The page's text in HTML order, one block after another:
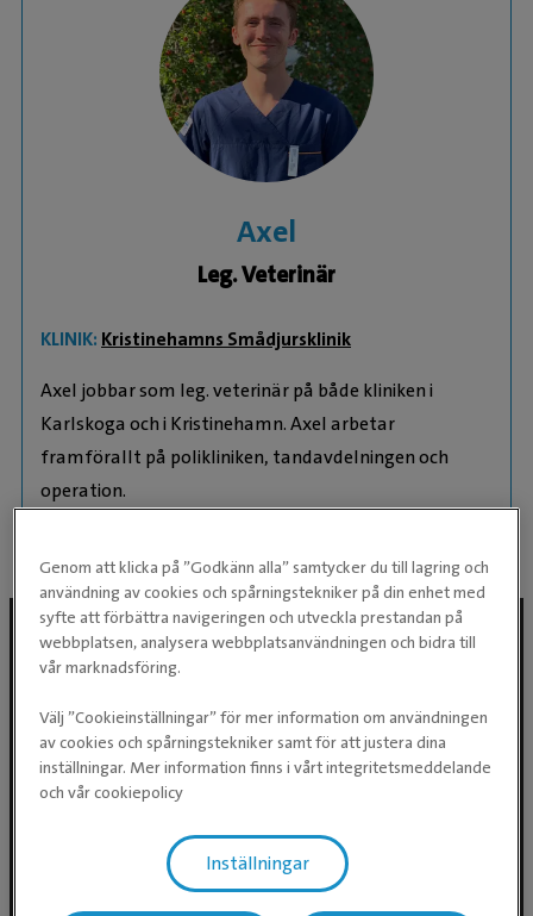
Axel
Leg. Veterinär
KLINIK: Kristinehamns Smådjursklinik
Axel jobbar som leg. veterinär på både kliniken i
Karlskoga och i Kristinehamn. Axel arbetar
framförallt på polikliniken, tandavdelningen och
operation.
Följ oss i sociala medier
Genom att klicka på ”Godkänn alla” samtycker du till lagring och
användning av cookies och spårningstekniker på din enhet med
syfte att förbättra navigeringen och utveckla prestandan på
webbplatsen, analysera webbplatsanvändningen och bidra till
vår marknadsföring.
Välj ”Cookieinställningar” för mer information om användningen
av cookies och spårningstekniker samt för att justera dina
inställningar. Mer information finns i vårt integritetsmeddelande
och vår cookiepolicy
Inställningar